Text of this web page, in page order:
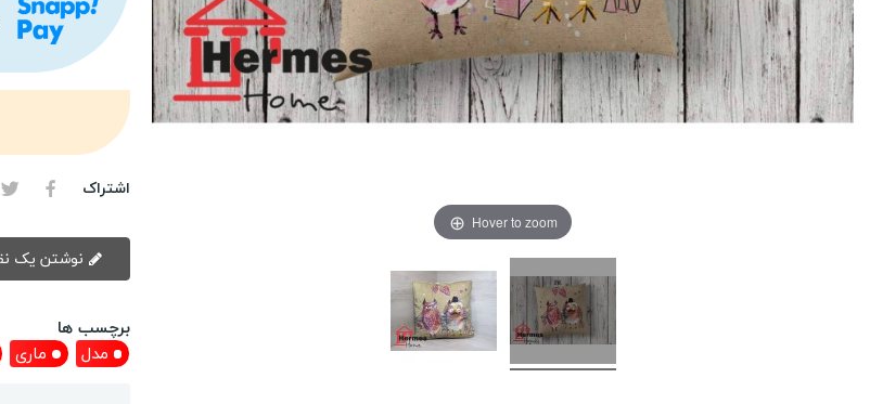
Hover to zoom
اشتراک
برچسب ها
مدل
ماری